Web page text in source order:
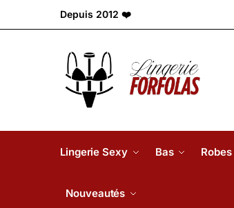
Depuis 2012 ❤️
Lingerie Sexy Bas
Nouveautés